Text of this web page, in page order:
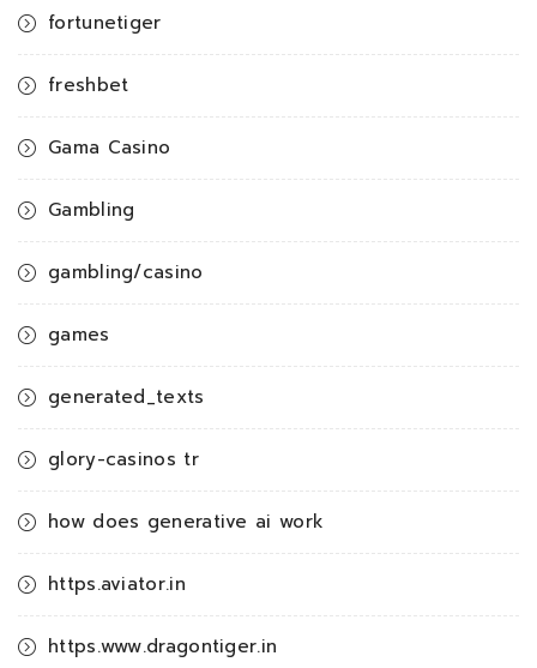
fortunetiger
freshbet
Gama Casino
Gambling
gambling/casino
games
generated_texts
glory-casinos tr
how does generative ai work
https.aviator.in
https.www.dragontiger.in